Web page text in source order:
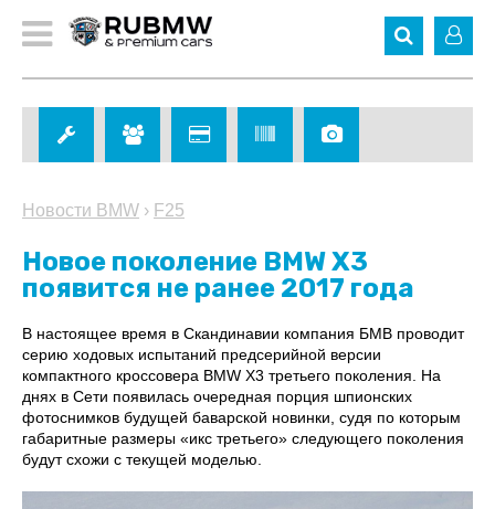
Новости BMW › F25
Новое поколение BMW X3
появится не ранее 2017 года
В настоящее время в Скандинавии компания БМВ проводит
серию ходовых испытаний предсерийной версии
компактного кроссовера BMW X3 третьего поколения. На
днях в Сети появилась очередная порция шпионских
фотоснимков будущей баварской новинки, судя по которым
габаритные размеры «икс третьего» следующего поколения
будут схожи с текущей моделью.